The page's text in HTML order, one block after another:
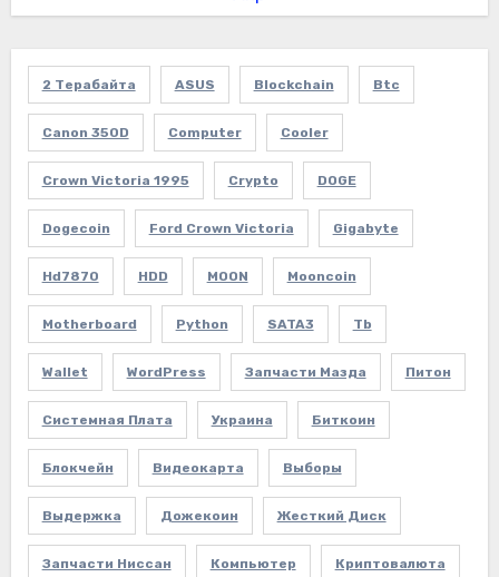
2 Терабайта ASUS Blockchain Btc
Canon 350D Computer Cooler
Crown Victoria 1995 Crypto DOGE
Dogecoin Ford Crown Victoria Gigabyte
Hd7870 HDD MOON Mooncoin
Motherboard Python SATA3 Tb
Wallet WordPress Запчасти Мазда Питон
Системная Плата Украина Биткоин
Блокчейн Видеокарта Выборы
Выдержка Дожекоин Жесткий Диск
Запчасти Ниссан Компьютер Криптовалюта